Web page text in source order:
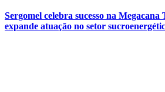
Sergomel celebra sucesso na Megacana
expande atuação no setor